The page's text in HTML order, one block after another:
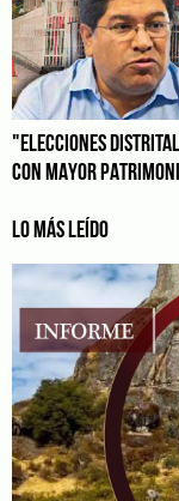
"ELECCIONES
CON MAYOR
LO MÁS LEÍDO